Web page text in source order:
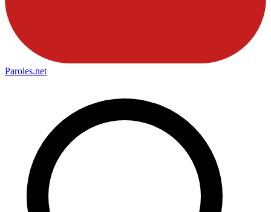
Paroles.net